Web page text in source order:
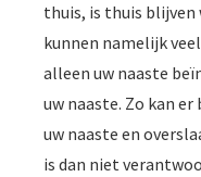
thuis, is thuis blijven
kunnen namelijk
alleen uw naaste
uw naaste. Zo kan
uw naaste en
is dan niet